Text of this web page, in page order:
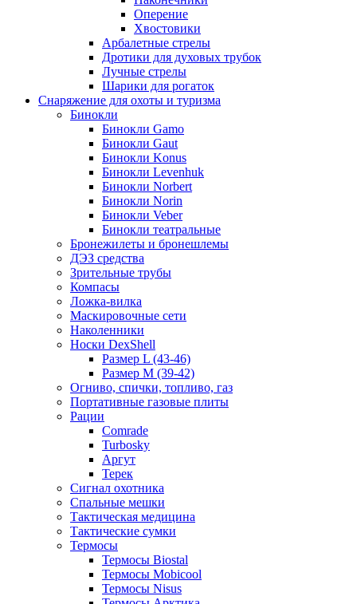
Оперение
Хвостовики
Арбалетные стрелы
Дротики для духовых трубок
Лучные стрелы
Шарики для рогаток
Снаряжение для охоты и туризма
Бинокли
Бинокли Gamo
Бинокли Gaut
Бинокли Konus
Бинокли Levenhuk
Бинокли Norbert
Бинокли Norin
Бинокли Veber
Бинокли театральные
Бронежилеты и бронешлемы
ДЭЗ средства
Зрительные трубы
Компасы
Ложка-вилка
Маскировочные сети
Наколенники
Носки DexShell
Размер L (43-46)
Размер M (39-42)
Огниво, спички, топливо, газ
Портативные газовые плиты
Рации
Comrade
Turbosky
Аргут
Терек
Сигнал охотника
Спальные мешки
Тактическая медицина
Тактические сумки
Термосы
Термосы Biostal
Термосы Mobicool
Термосы Nisus